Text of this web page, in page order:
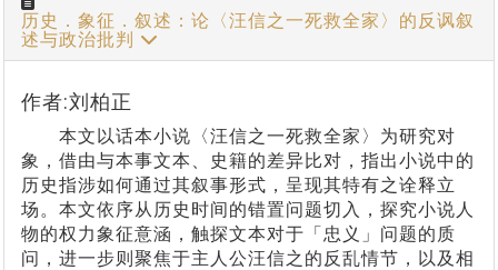
历史．象征．叙述：论〈汪信之一死救全家〉的反讽叙
述与政治批判
作者:刘柏正
本文以话本小说〈汪信之一死救全家〉为研究对
象，借由与本事文本、史籍的差异比对，指出小说中的
历史指涉如何通过其叙事形式，呈现其特有之诠释立
场。本文依序从历史时间的错置问题切入，探究小说人
物的权力象征意涵，触探文本对于「忠义」问题的质
问，进一步则聚焦于主人公汪信之的反乱情节，以及相